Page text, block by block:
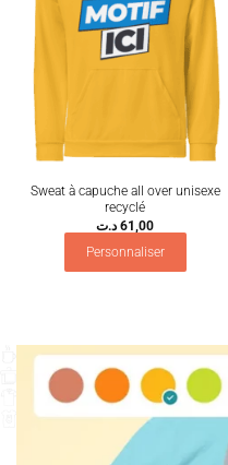
Sweat à capuche all over unisexe
recyclé
61,00 د.ت
Personnaliser